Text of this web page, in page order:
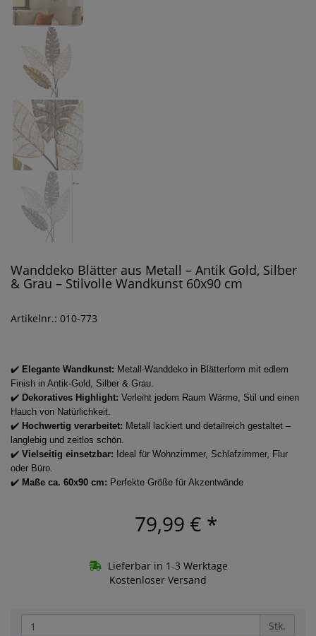
Wanddeko Blätter aus Metall – Antik Gold, Silber
& Grau – Stilvolle Wandkunst 60x90 cm
Artikelnr.: 010-773
✔️ Elegante Wandkunst: Metall-Wanddeko in Blätterform mit edlem
Finish in Antik-Gold, Silber & Grau.
✔️ Dekoratives Highlight: Verleiht jedem Raum Wärme, Stil und einen
Hauch von Natürlichkeit.
✔️ Hochwertig verarbeitet: Metall lackiert und detailreich gestaltet –
langlebig und zeitlos schön.
✔️ Vielseitig einsetzbar: Ideal für Wohnzimmer, Schlafzimmer, Flur
oder Büro.
✔️ Maße ca. 60x90 cm: Perfekte Größe für Akzentwände
79,99 € *
Lieferbar in 1-3 Werktage
Kostenloser Versand
Stk.